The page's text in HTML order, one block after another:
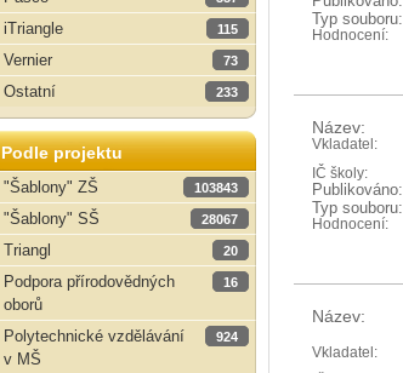
iTriangle 115
Vernier 73
Ostatní 233
Podle projektu
"Šablony" ZŠ
103843
"Šablony" SŠ 28067
Triangl 20
Podpora přírodovědných
oborů
16
Polytechnické vzdělávání
v MŠ
924
Typ souboru:
Hodnocení:
Název:
Vkladatel:
IČ školy:
Publikováno:
Typ souboru:
Hodnocení:
Název:
Vkladatel: